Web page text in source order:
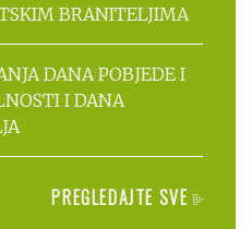
BRANITELJIMA
DANA POBJEDE I
I DANA
PREGLEDAJTE SVE